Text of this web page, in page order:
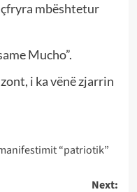
mbështetur
Mucho”.
i ka vënë zjarrin
“patriotik”
Next: